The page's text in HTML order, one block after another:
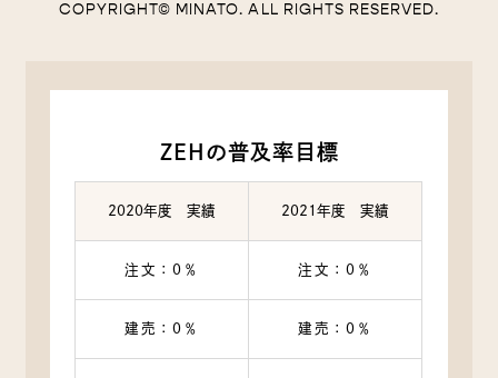
COPYRIGHT© MINATO. ALL RIGHTS RESERVED.
ZEHの普及率目標
2020年度 実績 2021年度 実績
注文：0％ 注文：0％
建売：0％ 建売：0％